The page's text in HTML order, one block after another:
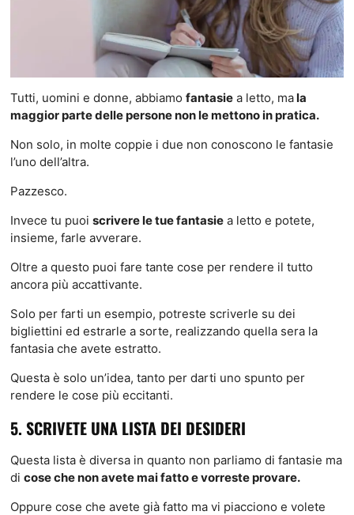
Tutti, uomini e donne, abbiamo fantasiea letto, mala
maggior parte delle persone non le mettono in pratica.
Non solo, in molte coppie i due non conoscono le fantasie
l’uno dell’altra.
Pazzesco.
Invece tu puoi scrivere le tue fantasiea letto e potete,
insieme, farle avverare.
Oltre a questo puoi fare tante cose per rendere il tutto
ancora più accattivante.
Solo per farti un esempio, potreste scriverle su dei
bigliettini ed estrarle a sorte, realizzando quella sera la
fantasia che avete estratto.
Questa è solo un’idea, tanto per darti uno spunto per
rendere le cose più eccitanti.
5. SCRIVETE UNA LISTA DEI DESIDERI
Questa lista è diversa in quanto non parliamo di fantasie ma
di cose che non avete mai fatto e vorreste provare.
Oppure cose che avete già fatto ma vi piacciono e volete